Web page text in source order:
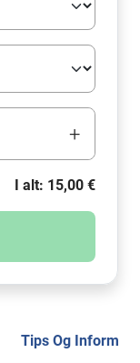
+
I alt: 15,00 €
Tips Og